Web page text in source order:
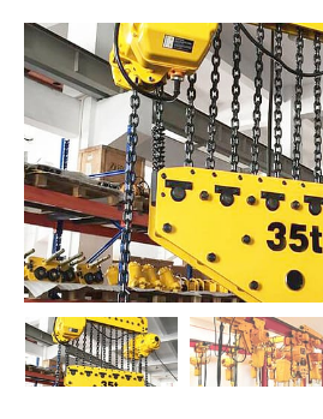
জিব ক্রেন
বৈদ্যুতিক উত্তোলন
ক্রেন স্পেয়ার পার্টস
আমাদের সম্পর্কে
খবর